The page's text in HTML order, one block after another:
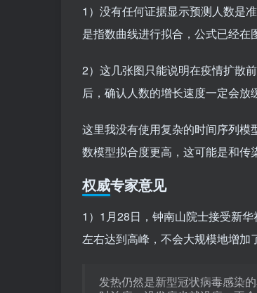
1）没有任何证据显示预测人数是
是指数曲线进行拟合，公式已经在
2）这几张图只能说明在疫情扩散
后，确认人数的增长速度一定会放
这里我没有使用复杂的时间序列
数模型拟合度更高，这可能是和传
权威专家意见
1）1月28日，钟南山院士接受新
左右达到高峰，不会大规模地增加
发热仍然是新型冠状病毒感染